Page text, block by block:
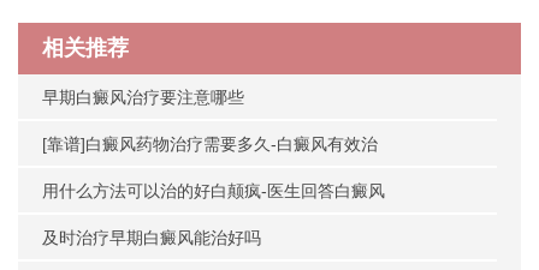
相关推荐
早期白癜风治疗要注意哪些
[靠谱]白癜风药物治疗需要多久-白癜风有效治
用什么方法可以治的好白颠疯-医生回答白癜风
及时治疗早期白癜风能治好吗